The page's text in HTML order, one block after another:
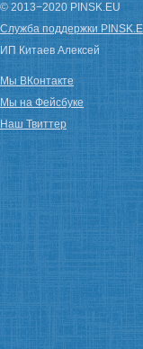
© 2013−2020 PINSK.EU
Служба поддержки
ИП Китаев Алексей
Мы ВКонтакте
Мы на Фейсбуке
Наш Твиттер